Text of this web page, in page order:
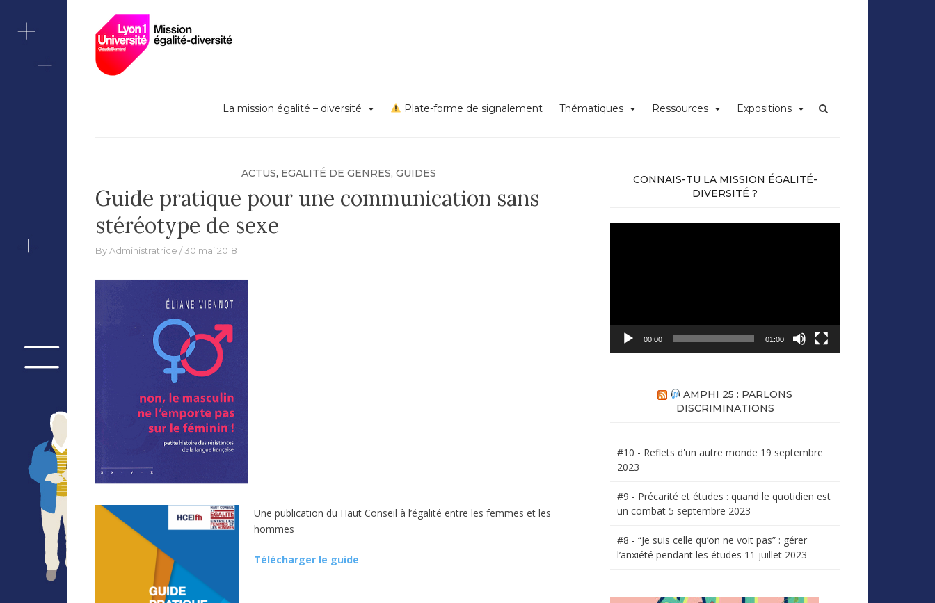
content
La mission égalité – diversité Plate-forme de signalement Thématiques Ressources Expositions
ACTUS, EGALITÉ DE GENRES, GUIDES
Guide pratique pour une communication sans
stéréotype de sexe
ByAdministratrice 30 mai 2018
Une publication du Haut Conseil à l’égalité entre les femmes et les
hommes
Télécharger le guide
CONNAIS-TU LA MISSION ÉGALITÉ-
DIVERSITÉ ?
00:00 01:00
AMPHI 25 : PARLONS
DISCRIMINATIONS
#10 - Reflets d'un autre monde 19 septembre
2023
#9 - Précarité et études : quand le quotidien est
un combat 5 septembre 2023
#8 - “Je suis celle qu’on ne voit pas” : gérer
l’anxiété pendant les études 11 juillet 2023